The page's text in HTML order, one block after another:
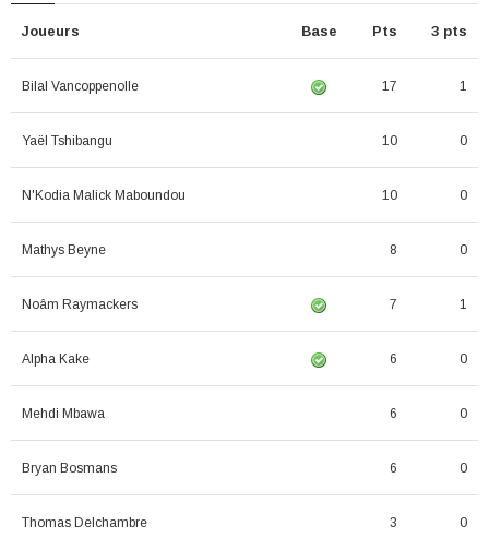
Joueurs Base Pts 3 pts
Bilal Vancoppenolle 17 1
Yaël Tshibangu 10 0
N'Kodia Malick Maboundou 10 0
Mathys Beyne 8 0
Noâm Raymackers 7 1
Alpha Kake 6 0
Mehdi Mbawa 6 0
Bryan Bosmans 6 0
Thomas Delchambre 3 0